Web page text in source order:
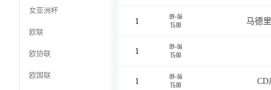
女亚洲杯
欧联
欧协联
欧国联
1
09-06
15:00
马德
1
09-06
15:00
1
09-06
15:00
CD